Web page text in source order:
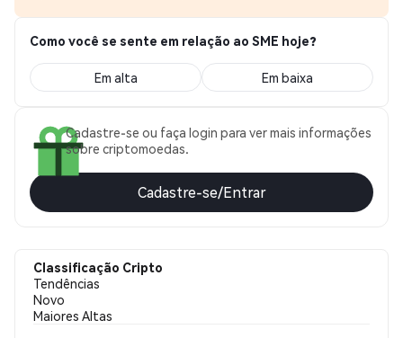
Como você se sente em relação ao SME hoje?
Em alta Em baixa
Cadastre-se ou faça login para ver mais informações
sobre criptomoedas.
Cadastre-se/Entrar
Classificação Cripto
Tendências
Novo
Maiores Altas